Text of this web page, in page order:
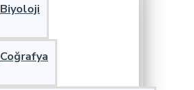
Biyoloji
Coğrafya